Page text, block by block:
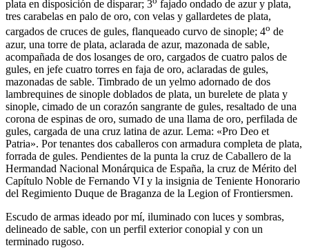
plata en disposición de disparar; 3
fajado ondado de azur y plata,
tres carabelas en palo de oro, con velas y gallardetes de plata,
cargados de cruces de gules, flanqueado curvo de sinople; 4o de
azur, una torre de plata, aclarada de azur, mazonada de sable,
acompañada de dos losanges de oro, cargados de cuatro palos de
gules, en jefe cuatro torres en faja de oro, aclaradas de gules,
mazonadas de sable. Timbrado de un yelmo adornado de dos
lambrequines de sinople doblados de plata, un burelete de plata y
sinople, cimado de un corazón sangrante de gules, resaltado de una
corona de espinas de oro, sumado de una llama de oro, perfilada de
gules, cargada de una cruz latina de azur. Lema: «Pro Deo et
Patria». Por tenantes dos caballeros con armadura completa de plata,
forrada de gules. Pendientes de la punta la cruz de Caballero de la
Hermandad Nacional Monárquica de España, la cruz de Mérito del
Capítulo Noble de Fernando VI y la insignia de Teniente Honorario
del Regimiento Duque de Braganza de la Legion of Frontiersmen.
Escudo de armas ideado por mí, iluminado con luces y sombras,
delineado de sable, con un perfil exterior conopial y con un
terminado rugoso.